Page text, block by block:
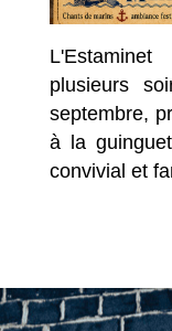
plusieurs
septembre,
à la
convivial et